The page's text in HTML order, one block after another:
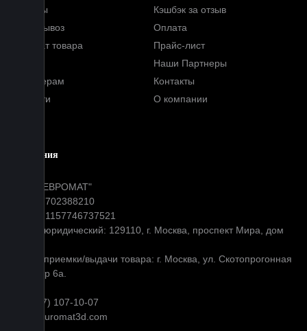
Отзывы
Кэшбэк за отзыв
Самовывоз
Оплата
Возврат товара
Прайс-лист
Наши Партнеры
Партнерам
Контакты
Новости
О компании
Компания
ООО "ЕВРОМАТ"
ИНН: 7702388210
ОГРН: 1157746737521
Адрес юридический: 129110, г. Москва, проспект Мира, дом
Адрес приемки/выдачи товара: г. Москва, ул. Скотопрогонная
д 35 стр 6а.
+7 (977) 107-10-07
info@euromat3d.com